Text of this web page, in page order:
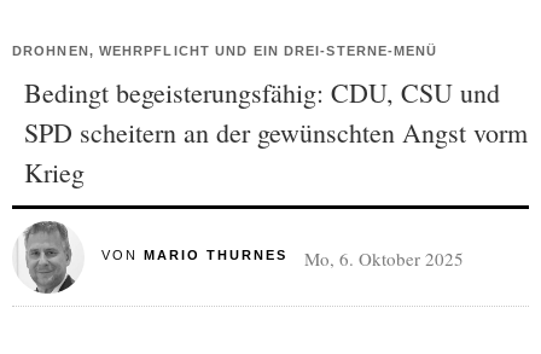
DROHNEN, WEHRPFLICHT UND EIN DREI-STERNE-MENÜ
Bedingt begeisterungsfähig: CDU, CSU und
SPD scheitern an der gewünschten Angst vorm
Krieg
VON MARIO THURNES Mo, 6. Oktober 2025